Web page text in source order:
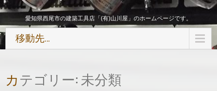
愛知県西尾市の建築工具店「(有)山川屋」のホームページです。
移動先…
カテゴリー: 未分類